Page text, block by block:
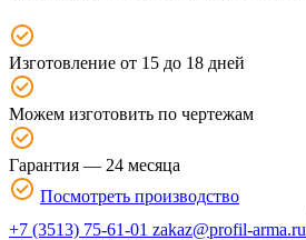
Изготовление от 15 до 18 дней
Можем изготовить по чертежам
Гарантия — 24 месяца
Посмотреть производство
+7 (3513) 75-61-01 zakaz@profil-arma.ru